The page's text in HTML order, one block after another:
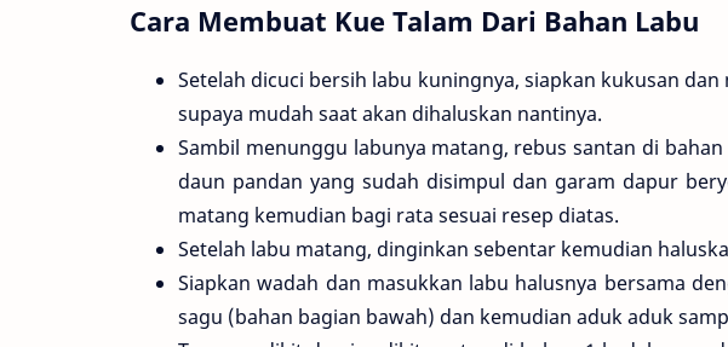
Cara Membuat Kue Talam Dari Bahan Labu
Setelah dicuci bersih labu kuningnya, siapkan kukusan
supaya mudah saat akan dihaluskan nantinya.
Sambil menunggu labunya matang, rebus santan di
daun pandan yang sudah disimpul dan garam dapur
matang kemudian bagi rata sesuai resep diatas.
Setelah labu matang, dinginkan sebentar kemudian
Siapkan wadah dan masukkan labu halusnya bersama
sagu (bahan bagian bawah) dan kemudian aduk aduk